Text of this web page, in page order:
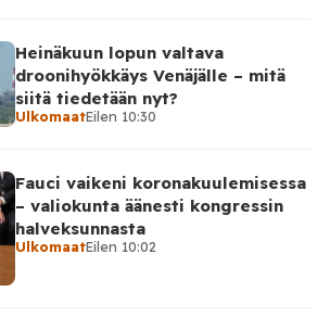
Heinäkuun lopun valtava
droonihyökkäys Venäjälle – mitä
siitä tiedetään nyt?
UlkomaatEilen 10:30
Fauci vaikeni koronakuulemisessa
– valiokunta äänesti kongressin
halveksunnasta
UlkomaatEilen 10:02